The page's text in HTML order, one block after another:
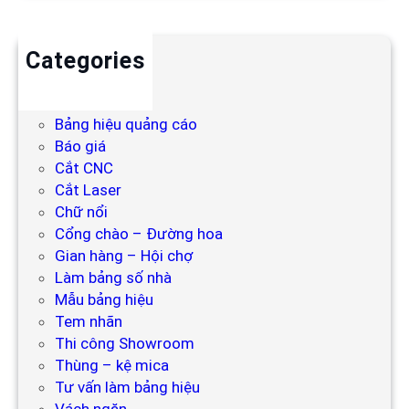
Categories
Bảng hiệu quảng cáo
Báo giá
Cắt CNC
Cắt Laser
Chữ nổi
Cổng chào – Đường hoa
Gian hàng – Hội chợ
Làm bảng số nhà
Mẫu bảng hiệu
Tem nhãn
Thi công Showroom
Thùng – kệ mica
Tư vấn làm bảng hiệu